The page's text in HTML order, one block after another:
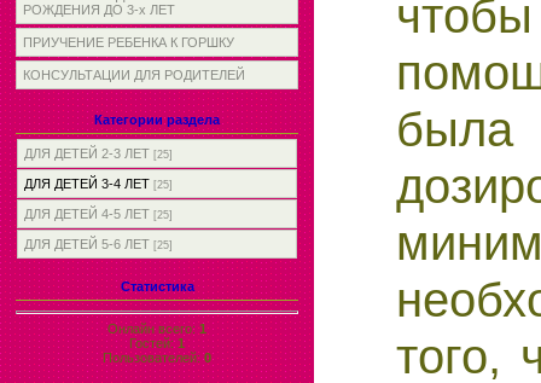
РОЖДЕНИЯ ДО 3-х ЛЕТ
ПРИУЧЕНИЕ РЕБЕНКА К ГОРШКУ
КОНСУЛЬТАЦИИ ДЛЯ РОДИТЕЛЕЙ
Категории раздела
ДЛЯ ДЕТЕЙ 2-3 ЛЕТ [25]
ДЛЯ ДЕТЕЙ 3-4 ЛЕТ [25]
ДЛЯ ДЕТЕЙ 4-5 ЛЕТ [25]
ДЛЯ ДЕТЕЙ 5-6 ЛЕТ [25]
Статистика
Онлайн всего:1
Гостей:1
Пользователей:0
была
того,